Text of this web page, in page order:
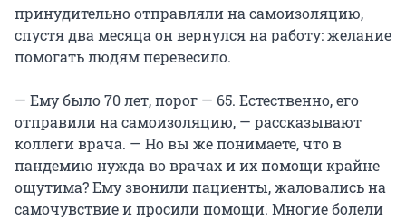
принудительно отправляли на самоизоляцию,
спустя два месяца он вернулся на работу: желание
помогать людям перевесило.
— Ему было 70 лет, порог — 65. Естественно, его
отправили на самоизоляцию, — рассказывают
коллеги врача. — Но вы же понимаете, что в
пандемию нужда во врачах и их помощи крайне
ощутима? Ему звонили пациенты, жаловались на
самочувствие и просили помощи. Многие болели